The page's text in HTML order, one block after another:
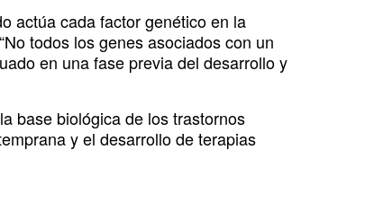
actúa cada factor genético en la
todos los genes asociados con un
en una fase previa del desarrollo y
base biológica de los trastornos
y el desarrollo de terapias